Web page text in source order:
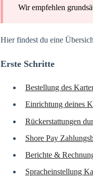
Wir empfehlen
Hier findest du eine
Erste Schritte
Bestellung des
Einrichtung deines
Rückerstattungen
Shore Pay
Berichte &
Spracheinstellung